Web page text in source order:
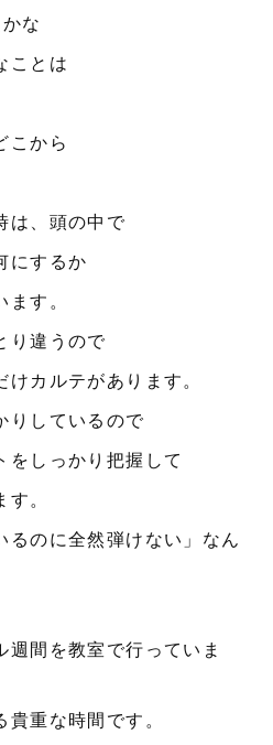
な
ことは
こから
は、頭の中で
にするか
す。
り違うので
カルテがあります。
りしているので
をしっかり把握して
。
るのに全然弾けない」なん
間を教室で行っていま
重な時間です。